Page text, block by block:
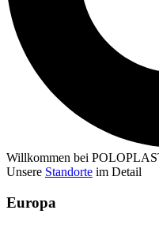
Willkommen bei
Unsere Standorte im Detail
Europa